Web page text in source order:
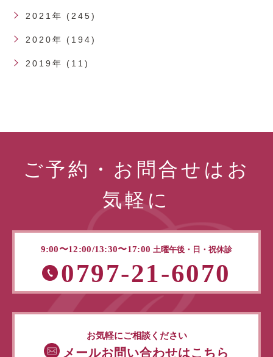
2021年 (245)
2020年 (194)
2019年 (11)
ご予約・お問合せはお
気軽に
9:00〜12:00/13:30〜17:00 土曜午後・日・祝休診
0797-21-6070
お気軽にご相談ください
メールお問い合わせはこちら